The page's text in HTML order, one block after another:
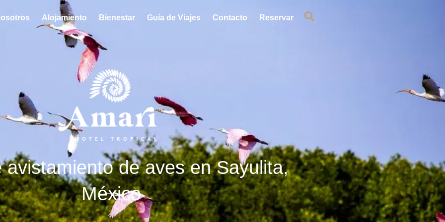
Alojamiento Bienestar Guía de Viajes Contacto Reservar
avistamiento de aves en Sayulita,
México